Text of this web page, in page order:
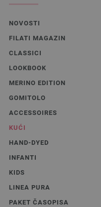
NOVOSTI
FILATI MAGAZIN
CLASSICI
LOOKBOOK
MERINO EDITION
GOMITOLO
ACCESSOIRES
KUĆI
HAND-DYED
INFANTI
KIDS
LINEA PURA
PAKET ČASOPISA